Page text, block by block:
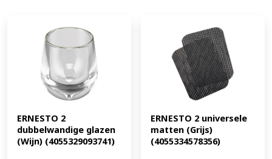
ERNESTO 2
dubbelwandige glazen
(Wijn) (4055329093741)
ERNESTO 2 universele
matten (Grijs)
(4055334578356)